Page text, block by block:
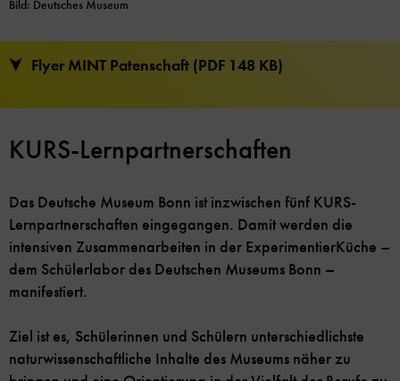
Bild: Deutsches Museum
Flyer MINT Patenschaft (PDF 148 KB)
KURS-Lernpartnerschaften
Das Deutsche Museum Bonn ist inzwischen fünf KURS-
Lernpartnerschaften eingegangen. Damit werden die
intensiven Zusammenarbeiten in der ExperimentierKüche –
dem Schülerlabor des Deutschen Museums Bonn –
manifestiert.
Ziel ist es, Schülerinnen und Schülern unterschiedlichste
naturwissenschaftliche Inhalte des Museums näher zu